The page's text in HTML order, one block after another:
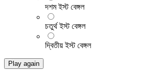
দশম ইস্ট বেঙ্গল
চতুর্থ ইস্ট বেঙ্গল
দ্বিতীয় ইস্ট বেঙ্গল
Play again